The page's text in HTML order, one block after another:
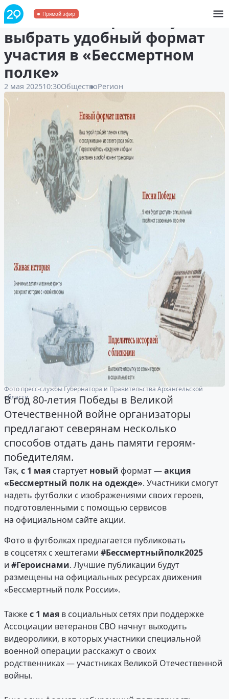
Прямой эфир
Жители Поморья могут
выбрать удобный формат
участия в «Бессмертном
полке»
2 мая 202510:30ОбществоРегион
Фото пресс-службы Губернатора и Правительства Архангельской
области
В год 80-летия Победы в Великой
Отечественной войне организаторы
предлагают северянам несколько
способов отдать дань памяти героям-
победителям.
Так, с 1 мая стартует новый формат —акция
«Бессмертный полк на одежде». Участники смогут
надеть футболки с изображениями своих героев,
подготовленными с помощью сервисов
на официальном сайте акции.
Фото в футболках предлагается публиковать
в соцсетях с хештегами #Бессмертныйполк2025
и #Героиснами. Лучшие публикации будут
размещены на официальных ресурсах движения
«Бессмертный полк России».
Такжес 1 мая в социальных сетях при поддержке
Ассоциации ветеранов СВО начнут выходить
видеоролики, в которых участники специальной
военной операции расскажут о своих
родственниках — участниках Великой Отечественной
войны.